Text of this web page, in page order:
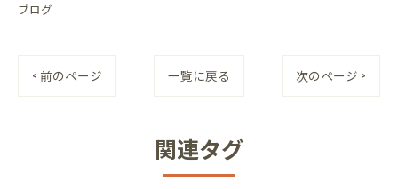
ブログ
< 前のページ 一覧に戻る 次のページ >
関連タグ